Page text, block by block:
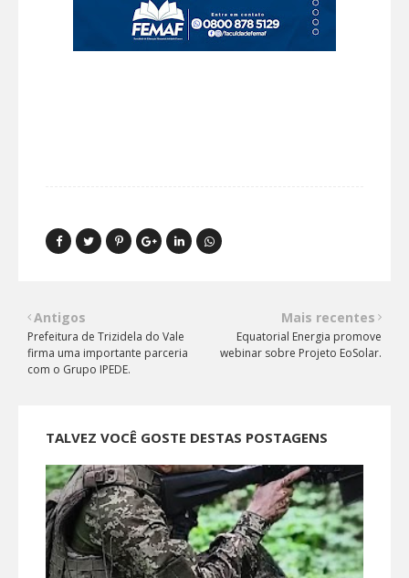
Mais recentes
Equatorial Energia promove
webinar sobre Projeto EoSolar.
Antigos
Prefeitura de Trizidela do Vale
firma uma importante parceria
com o Grupo IPEDE.
TALVEZ VOCÊ GOSTE DESTAS POSTAGENS